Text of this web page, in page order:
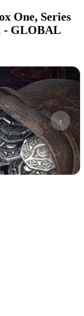
One, Series
- GLOBAL